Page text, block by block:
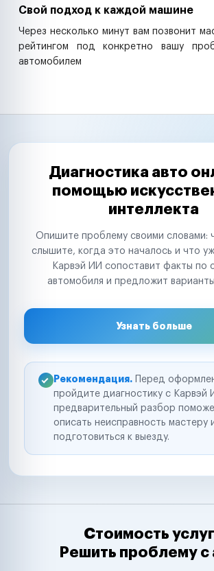
Свой подход к каждой машине
Через несколько минут вам позвонит
рейтингом под конкретно вашу
автомобилем
Диагностика авто
помощью
интеллекта
Опишите проблему своими словами:
слышите, когда это началось и что
Карвэй ИИ сопоставит факты по
автомобиля и предложит
Узнать больше
Рекомендация. Перед
пройдите диагностику с Карвэй
предварительный разбор
описать неисправность мастеру
подготовиться к выезду.
Стоимость
Решить проблему с